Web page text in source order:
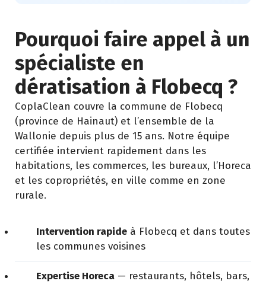
Pourquoi faire appel à un
spécialiste en
dératisation à Flobecq ?
CoplaClean couvre la commune de Flobecq
(province de Hainaut) et l’ensemble de la
Wallonie depuis plus de 15 ans. Notre équipe
certifiée intervient rapidement dans les
habitations, les commerces, les bureaux, l’Horeca
et les copropriétés, en ville comme en zone
rurale.
Intervention rapide à Flobecq et dans toutes
les communes voisines
Expertise Horeca — restaurants, hôtels, bars,